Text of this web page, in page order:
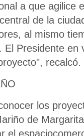
a que agilice
de la
al mismo
Presidente en
, recalcó.
los
de
el